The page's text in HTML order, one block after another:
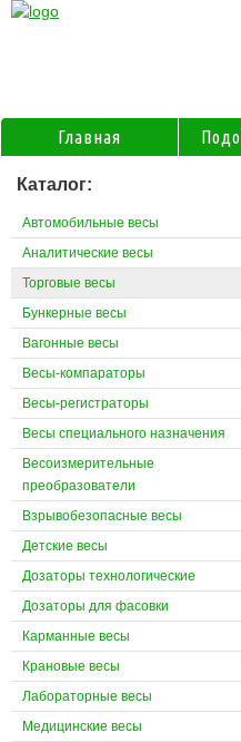
Каталог:
Автомобильные весы
Аналитические весы
Торговые весы
Бункерные весы
Вагонные весы
Весы-компараторы
Весы-регистраторы
Весы специального назначения
Весоизмерительные
преобразователи
Взрывобезопасные весы
Детские весы
Дозаторы технологические
Дозаторы для фасовки
Карманные весы
Крановые весы
Лабораторные весы
Медицинские весы
Главная